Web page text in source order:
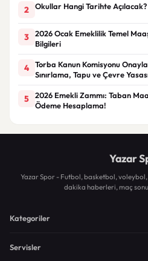
2 Okullar Hangi Tarihte Açılacak?
3
2026 Ocak Emeklilik Temel
Bilgileri
4
Torba Kanun Komisyonu
Sınırlama, Tapu ve Çevre
5
2026 Emekli Zammı: Taban
Ödeme Hesaplama!
Yazar
Yazar Spor - Futbol, basketbol,
dakika haberleri, maç
Kategoriler
Servisler